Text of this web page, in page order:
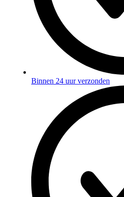
Binnen 24 uur verzonden